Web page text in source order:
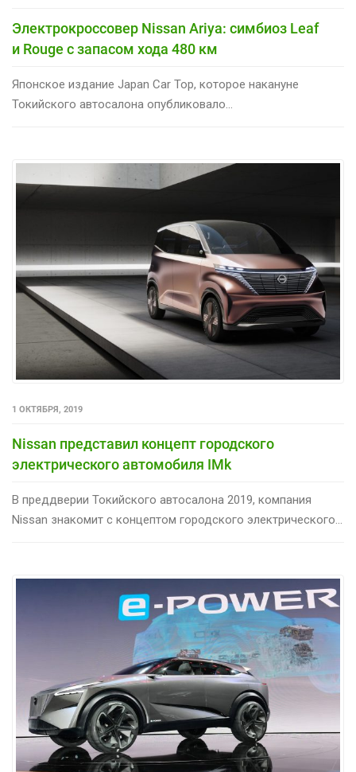
Электрокроссовер Nissan Ariya: симбиоз Leaf
и Rouge с запасом хода 480 км
Японское издание Japan Car Top, которое накануне
Токийского автосалона опубликовало...
1 ОКТЯБРЯ, 2019
Nissan представил концепт городского
электрического автомобиля IMk
В преддверии Токийского автосалона 2019, компания
Nissan знакомит с концептом городского электрического...